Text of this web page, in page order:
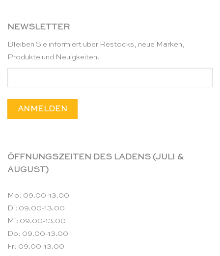
NEWSLETTER
Bleiben Sie informiert über Restocks, neue Marken,
Produkte und Neuigkeiten!
ÖFFNUNGSZEITEN DES LADENS (JULI &
AUGUST)
Mo: 09.00-13.00
Di: 09.00-13.00
Mi: 09.00-13.00
Do: 09.00-13.00
Fr: 09.00-13.00